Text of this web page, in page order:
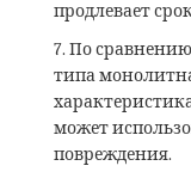
продлевает
7. По
типа
может
повреждения.